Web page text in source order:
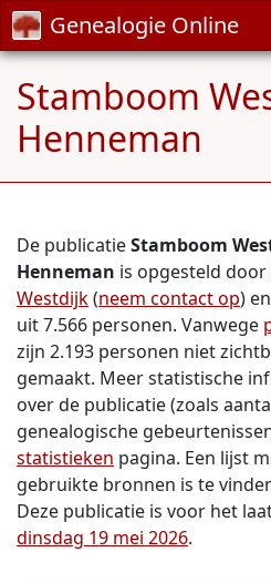
Genealogie Online
Stamboom
Henneman
De publicatieStamboom
Henneman is opgesteld door
Westdijk(neem contact op)
uit 7.566 personen. Vanwege
zijn 2.193 personen niet
gemaakt. Meer statistische
over de publicatie (zoals
genealogische
statistieken pagina. Een lijst
gebruikte bronnen is te
Deze publicatie is voor het
dinsdag 19 mei 2026.